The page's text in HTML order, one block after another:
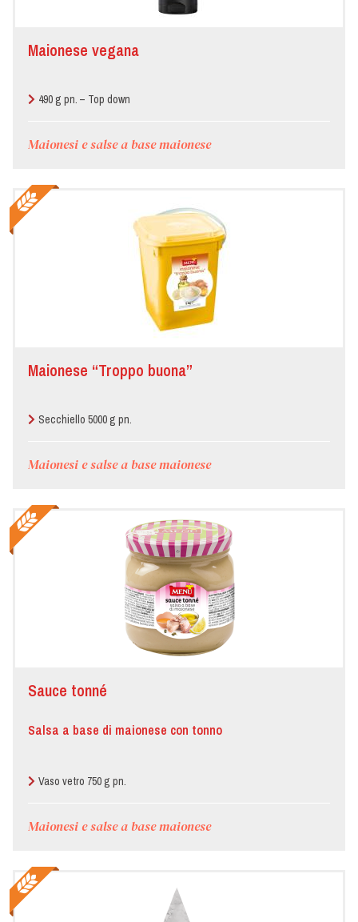
Maionese vegana
490 g pn. – Top down
Maionesi e salse a base maionese
Maionese “Troppo buona”
Secchiello 5000 g pn.
Maionesi e salse a base maionese
Sauce tonné
Salsa a base di maionese con tonno
Vaso vetro 750 g pn.
Maionesi e salse a base maionese